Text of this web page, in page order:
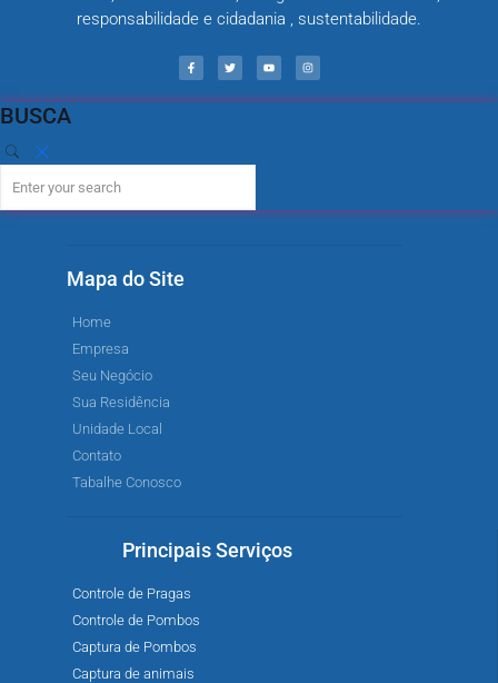
responsabilidade e cidadania , sustentabilidade.
BUSCA
Mapa do Site
Home
Empresa
Seu Negócio
Sua Residência
Unidade Local
Contato
Tabalhe Conosco
Principais Serviços
Controle de Pragas
Controle de Pombos
Captura de Pombos
Captura de animais